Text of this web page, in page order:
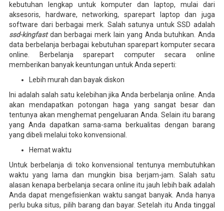
kebutuhan lengkap untuk komputer dan laptop, mulai dari
aksesoris, hardware, networking, sparepart laptop dan juga
software dari berbagai merk. Salah satunya untuk SSD adalah
ssd-kingfastdan berbagai merk lain yang Anda butuhkan. Anda
data berbelanja berbagai kebutuhan sparepart komputer secara
online. Berbelanja sparepart computer secara online
memberikan banyak keuntungan untuk Anda seperti:
Lebih murah dan bayak diskon
Ini adalah salah satu kelebihan jika Anda berbelanja online. Anda
akan mendapatkan potongan haga yang sangat besar dan
tentunya akan menghemat pengeluaran Anda. Selain itu barang
yang Anda dapatkan sama-sama berkualitas dengan barang
yang dibeli melalui toko konvensional.
Hemat waktu
Untuk berbelanja di toko konvensional tentunya membutuhkan
waktu yang lama dan mungkin bisa berjam-jam. Salah satu
alasan kenapa berbelanja secara online itu jauh lebih baik adalah
Anda dapat mengefisienkan waktu sangat banyak. Anda hanya
perlu buka situs, pilih barang dan bayar. Setelah itu Anda tinggal